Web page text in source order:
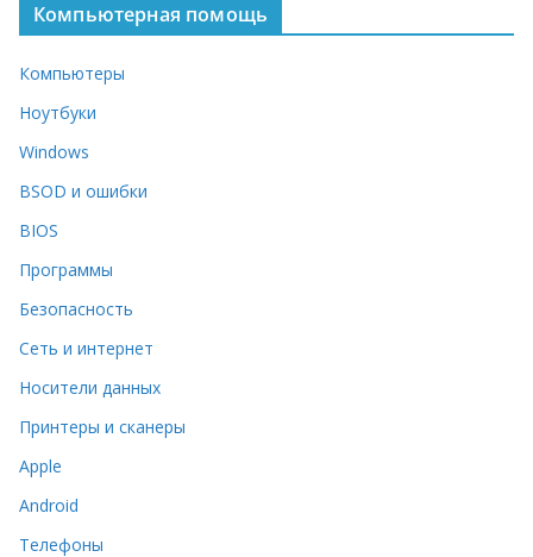
Компьютерная помощь
Компьютеры
Ноутбуки
Windows
BSOD и ошибки
BIOS
Программы
Безопасность
Сеть и интернет
Носители данных
Принтеры и сканеры
Apple
Android
Телефоны